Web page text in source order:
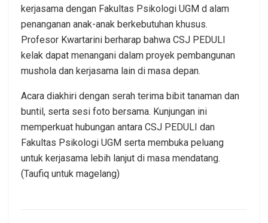
kerjasama dengan Fakultas Psikologi UGM d alam
penanganan anak-anak berkebutuhan khusus.
Profesor Kwartarini berharap bahwa CSJ PEDULI
kelak dapat menangani dalam proyek pembangunan
mushola dan kerjasama lain di masa depan.
Acara diakhiri dengan serah terima bibit tanaman dan
buntil, serta sesi foto bersama. Kunjungan ini
memperkuat hubungan antara CSJ PEDULI dan
Fakultas Psikologi UGM serta membuka peluang
untuk kerjasama lebih lanjut di masa mendatang.
(Taufiq untuk magelang)